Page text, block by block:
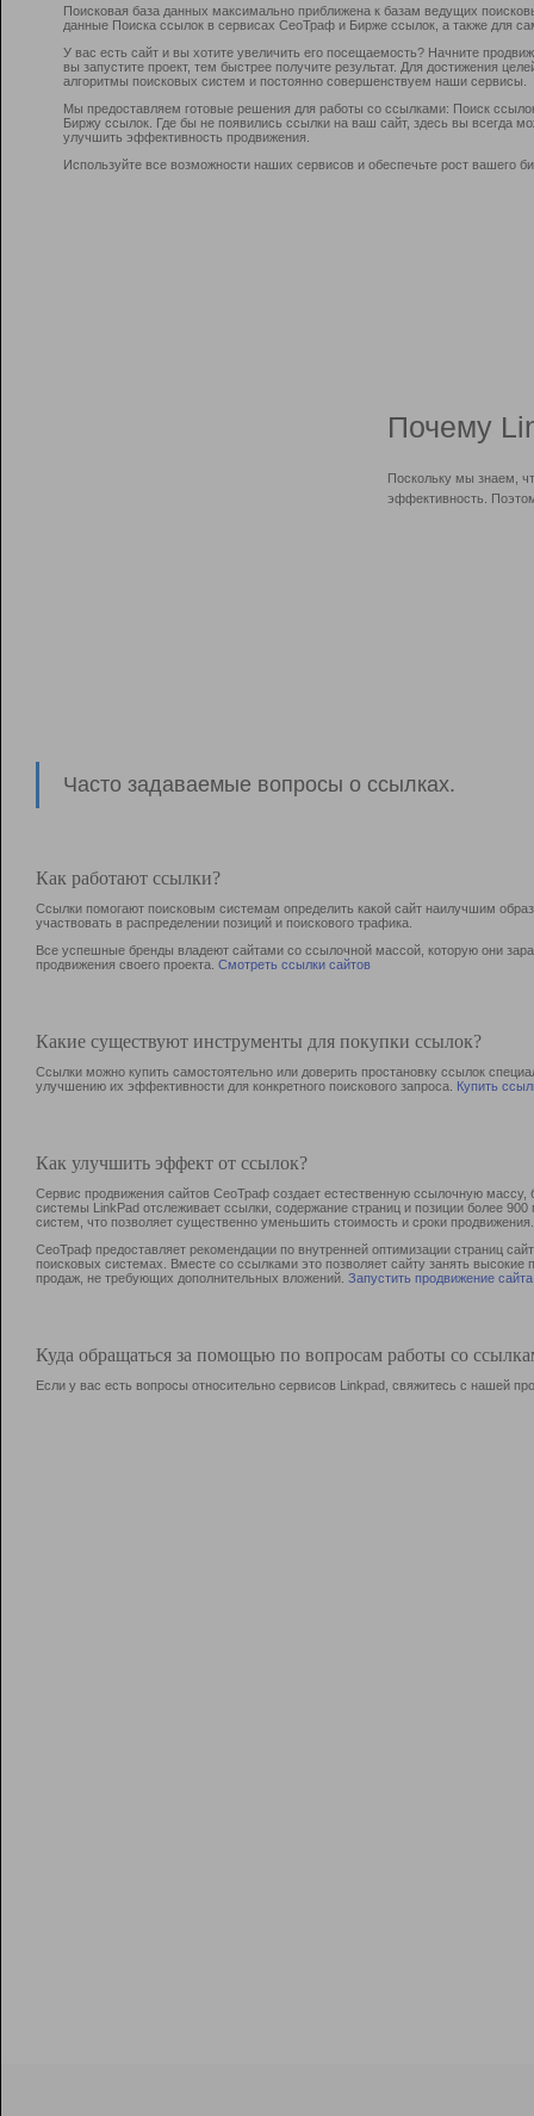
Поисковая база данных максимально приближена к базам ведущих
данные Поиска ссылок в сервисах СеоТраф и Бирже ссылок, а также для
У вас есть сайт и вы хотите увеличить его посещаемость? Начните
вы запустите проект, тем быстрее получите результат. Для достижения
алгоритмы поисковых систем и постоянно совершенствуем наши сервисы.
Мы предоставляем готовые решения для работы со ссылками: Поиск
Биржу ссылок. Где бы не появились ссылки на ваш сайт, здесь вы всегда
улучшить эффективность продвижения.
Используйте все возможности наших сервисов и обеспечьте рост вашего
Почему
Поскольку мы знаем,
эффективность.
Часто задаваемые вопросы о ссылках.
Как работают ссылки?
Ссылки помогают поисковым системам определить какой сайт наилучшим
участвовать в раcпределении позиций и поискового трафика.
Все успешные бренды владеют сайтами со ссылочной массой, которую они
продвижения своего проекта. Смотреть ссылки сайтов
Какие существуют инструменты для покупки ссылок?
Ссылки можно купить самостоятельно или доверить простановку ссылок
улучшению их эффективности для конкретного поискового запроса. Купить
Как улучшить эффект от ссылок?
Сервис продвижения сайтов СеоТраф создает естественную ссылочную
системы LinkPad отслеживает ссылки, содержание страниц и позиции более
систем, что позволяет существенно уменьшить стоимость и сроки продвижения.
СеоТраф предоставляет рекомендации по внутренней оптимизации страниц
поисковых системах. Вместе со ссылками это позволяет сайту занять
продаж, не требующих дополнительных вложений. Запустить продвижение сайта
Куда обращаться за помощью по вопросам работы со
Если у вас есть вопросы относительно сервисов Linkpad, свяжитесь с нашей